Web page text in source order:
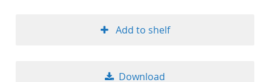
Add to shelf
Download